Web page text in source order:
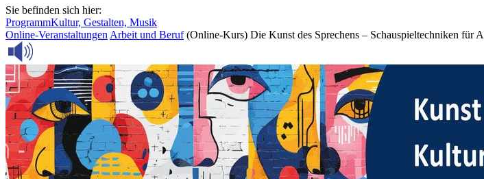
Sie befinden sich hier:
ProgrammKultur, Gestalten, Musik
Online-Veranstaltungen Arbeit und Beruf (Online-Kurs) Die Kunst des Sprechens – Schauspieltechniken für